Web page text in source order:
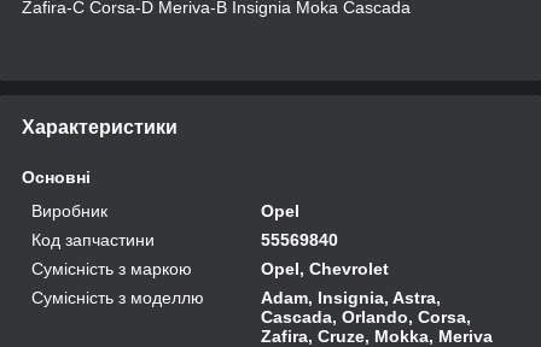
Zafira-C Corsa-D Meriva-B Insignia Moka Cascada
Характеристики
Основні
Виробник
Opel
Код запчастини
55569840
Сумісність з маркою
Opel, Chevrolet
Сумісність з моделлю
Adam, Insignia, Astra,
Cascada, Orlando, Corsa,
Zafira, Cruze, Mokka, Meriva